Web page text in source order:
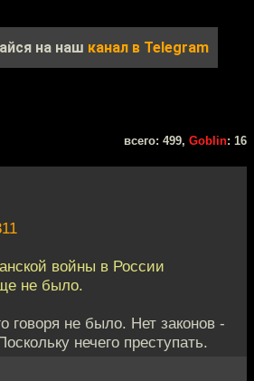
на наш канал в Telegram
всего: 499, Goblin: 16
войны в России
не было.
говоря не было. Нет законов -
нечего преступать.